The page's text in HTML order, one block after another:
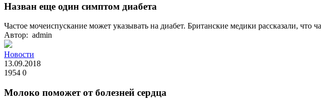
Назван еще один симптом диабета
Частое мочеиспускание может указывать на диабет. Британские медики рассказали,
Автор: admin
Новости
13.09.2018
1954 0
Молоко поможет от болезней сердца